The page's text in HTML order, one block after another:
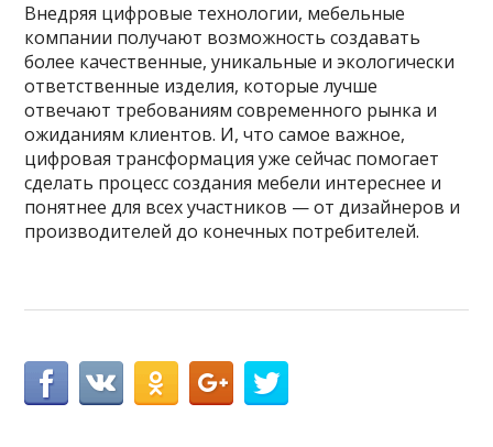
Внедряя цифровые технологии, мебельные
компании получают возможность создавать
более качественные, уникальные и экологически
ответственные изделия, которые лучше
отвечают требованиям современного рынка и
ожиданиям клиентов. И, что самое важное,
цифровая трансформация уже сейчас помогает
сделать процесс создания мебели интереснее и
понятнее для всех участников — от дизайнеров и
производителей до конечных потребителей.